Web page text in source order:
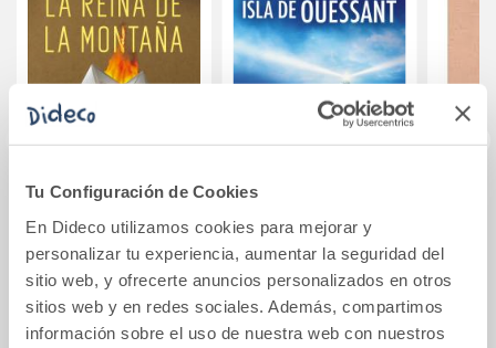
Tu Configuración de Cookies
En Dideco utilizamos cookies para mejorar y
personalizar tu experiencia, aumentar la seguridad del
sitio web, y ofrecerte anuncios personalizados en otros
sitios web y en redes sociales. Además, compartimos
información sobre el uso de nuestra web con nuestros
La reina de la
montaña
19,90€
Comprar
Los crímenes de la
isla de Ouessant
(Comisario Dupin
13)
12,95€
Comprar